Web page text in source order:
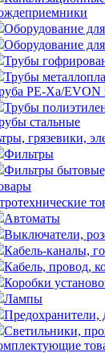
Оборудование
Оборудование
Трубы
Трубы
PE-Xa/EVON
Трубы
стальные
грязевики,
Фильтры
Фильтры
Автоматы
Выключатели,
Кабель-каналы,
Кабель, провод,
Коробки
Лампы
Предохранители,
Светильники,